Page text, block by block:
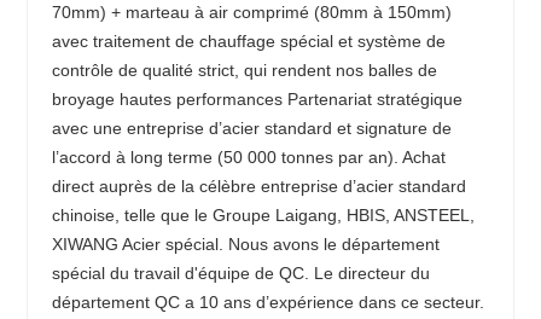
70mm) + marteau à air comprimé (80mm à 150mm)
avec traitement de chauffage spécial et système de
contrôle de qualité strict, qui rendent nos balles de
broyage hautes performances Partenariat stratégique
avec une entreprise d’acier standard et signature de
l’accord à long terme (50 000 tonnes par an). Achat
direct auprès de la célèbre entreprise d’acier standard
chinoise, telle que le Groupe Laigang, HBIS, ANSTEEL,
XIWANG Acier spécial. Nous avons le département
spécial du travail d'équipe de QC. Le directeur du
département QC a 10 ans d’expérience dans ce secteur.